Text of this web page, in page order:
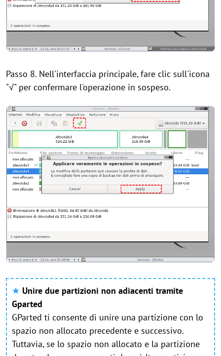
Passo 8. Nell'interfaccia principale, fare clic sull'icona
"√" per confermare l'operazione in sospeso.
★ Unire due partizioni non adiacenti tramite
Gparted
GParted ti consente di unire una partizione con lo
spazio non allocato precedente e successivo.
Tuttavia, se lo spazio non allocato e la partizione